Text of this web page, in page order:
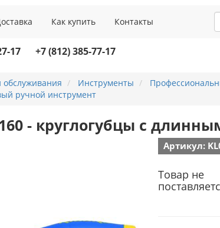
Как купить Контакты
17 +7 (812) 385-77-17
обслуживания Инструменты
ручной инструмент
- круглогубцы с
Артикул:
Товар не